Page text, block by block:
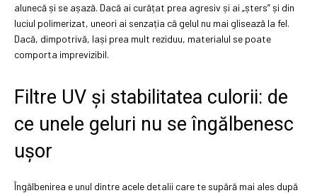
alunecă și se așază. Dacă ai curățat prea agresiv și ai „șters” și din
luciul polimerizat, uneori ai senzația că gelul nu mai glisează la fel.
Dacă, dimpotrivă, lași prea mult reziduu, materialul se poate
comporta imprevizibil.
Filtre UV și stabilitatea culorii: de
ce unele geluri nu se îngălbenesc
ușor
Îngălbenirea e unul dintre acele detalii care te supără mai ales după